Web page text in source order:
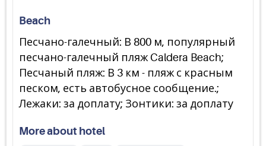
Beach
Песчано-галечный: В 800 м, популярный
песчано-галечный пляж Caldera Beach;
Песчаный пляж: В 3 км - пляж с красным
песком, есть автобусное сообщение.;
Лежаки: за доплату; Зонтики: за доплату
More about hotel